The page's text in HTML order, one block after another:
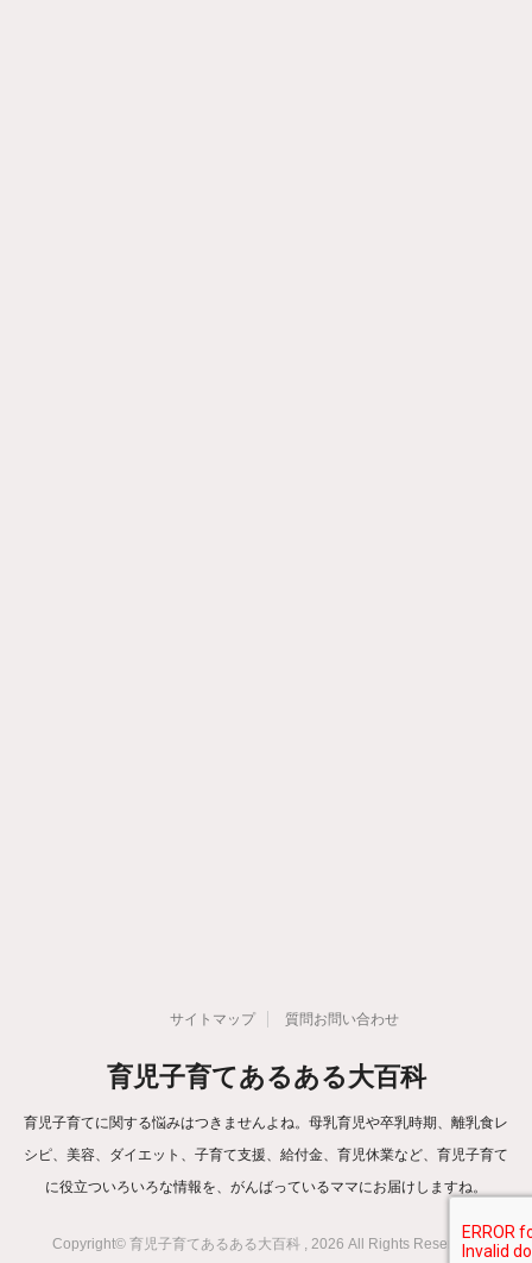
サイトマップ 質問お問い合わせ
育児子育てあるある大百科
育児子育てに関する悩みはつきませんよね。母乳育児や卒乳時期、離乳食レ
シピ、美容、ダイエット、子育て支援、給付金、育児休業など、育児子育て
に役立ついろいろな情報を、がんばっているママにお届けしますね。
Copyright© 育児子育てあるある大百科 , 2026 All Rights Reserved.